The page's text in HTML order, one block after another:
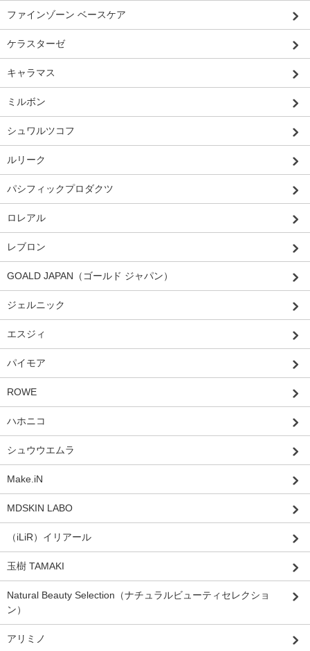
ファインゾーン ベースケア
ケラスターゼ
キャラマス
ミルボン
シュワルツコフ
ルリーク
パシフィックプロダクツ
ロレアル
レブロン
GOALD JAPAN（ゴールド ジャパン）
ジェルニック
エスジィ
パイモア
ROWE
ハホニコ
シュウウエムラ
Make.iN
MDSKIN LABO
（iLiR）イリアール
玉樹 TAMAKI
Natural Beauty Selection（ナチュラルビューティセレクショ
ン）
アリミノ